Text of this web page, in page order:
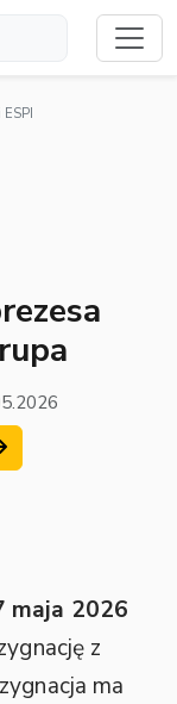
maja 2026
z
ma